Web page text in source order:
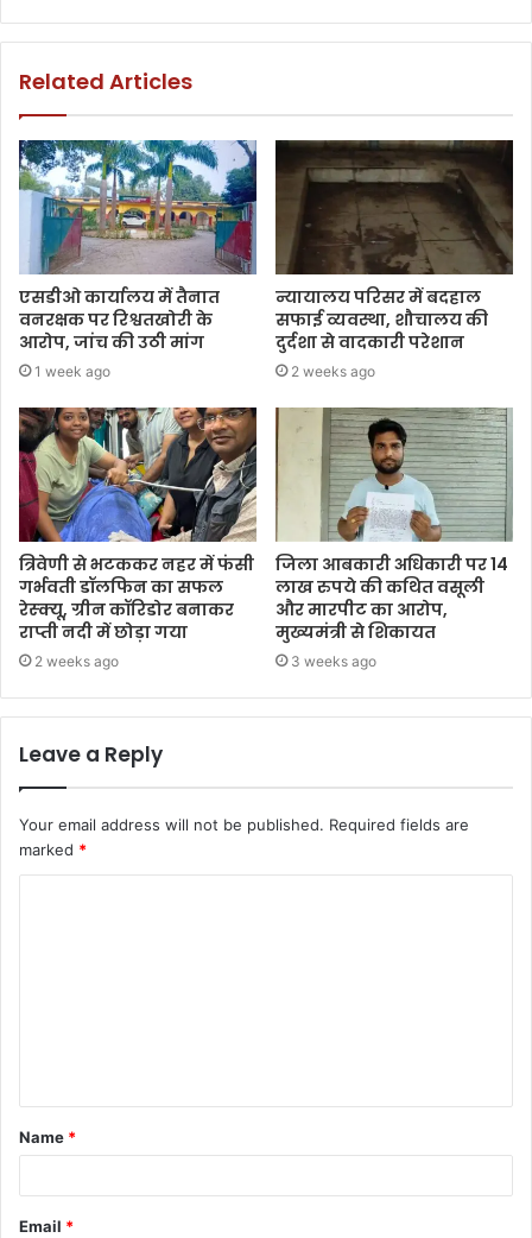
Related Articles
एसडीओ कार्यालय में तैनात
वनरक्षक पर रिश्वतखोरी के
आरोप, जांच की उठी मांग
1 week ago
न्यायालय परिसर में बदहाल
सफाई व्यवस्था, शौचालय की
दुर्दशा से वादकारी परेशान
2 weeks ago
त्रिवेणी से भटककर नहर में फंसी
गर्भवती डॉलफिन का सफल
रेस्क्यू, ग्रीन कॉरिडोर बनाकर
राप्ती नदी में छोड़ा गया
2 weeks ago
जिला आबकारी अधिकारी पर 14
लाख रुपये की कथित वसूली
और मारपीट का आरोप,
मुख्यमंत्री से शिकायत
3 weeks ago
Leave a Reply
Your email address will not be published. Required fields are
marked *
Name *
Email *